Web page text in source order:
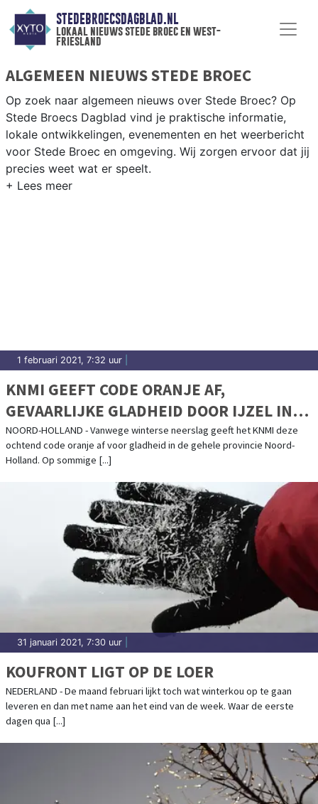
STEDEBROECSDAGBLAD.NL
lokaal nieuws stede broec en west-
friesland
ALGEMEEN NIEUWS STEDE BROEC
Op zoek naar algemeen nieuws over Stede Broec? Op
Stede Broecs Dagblad vind je praktische informatie,
lokale ontwikkelingen, evenementen en het weerbericht
voor Stede Broec en omgeving. Wij zorgen ervoor dat jij
precies weet wat er speelt.
1 februari 2021, 7:32 uur
KNMI GEEFT CODE ORANJE AF,
GEVAARLIJKE GLADHEID DOOR IJZEL IN
PROVINCIE
NOORD-HOLLAND - Vanwege winterse neerslag geeft het KNMI deze
ochtend code oranje af voor gladheid in de gehele provincie Noord-
Holland. Op sommige [...]
31 januari 2021, 7:30 uur
KOUFRONT LIGT OP DE LOER
NEDERLAND - De maand februari lijkt toch wat winterkou op te gaan
leveren en dan met name aan het eind van de week. Waar de eerste
dagen qua [...]